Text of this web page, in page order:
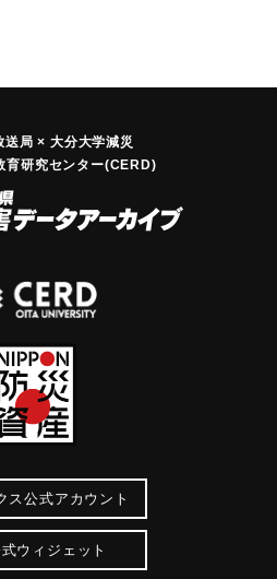
送局 × 大分大学減災
育研究センター(CERD)
ス公式アカウント
ウィジェット